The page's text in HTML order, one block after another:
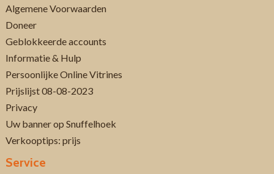
Algemene Voorwaarden
Doneer
Geblokkeerde accounts
Informatie & Hulp
Persoonlijke Online Vitrines
Prijslijst 08-08-2023
Privacy
Uw banner op Snuffelhoek
Verkooptips: prijs
Service